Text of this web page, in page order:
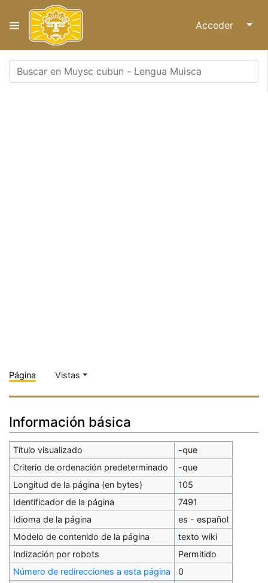
Acceder ↓
Página Vistas
Información básica
Título visualizado
-que
Criterio de ordenación predeterminado
-que
Longitud de la página (en bytes)
105
Identificador de la página
7491
Idioma de la página
es - español
Modelo de contenido de la página
texto wiki
Indización por robots
Permitido
Número de redirecciones a esta página
0